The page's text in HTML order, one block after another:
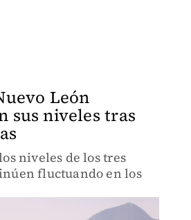
León
sus niveles tras
niveles de los tres
fluctuando en los